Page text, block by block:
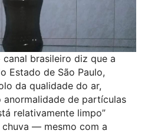
brasileiro diz que a
Estado de São Paulo,
da qualidade do ar,
anormalidade de partículas
relativamente limpo”
— mesmo com a